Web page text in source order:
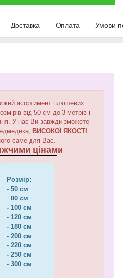
Доставка Оплата Умови
асортимент плюшевих
від 50 см до 3 метрів і
У нас Ви завжди зможете
ВИСОКОЇ ЯКОСТІ
саме для Вас.
цінами
Розмір:
- 50 см
- 80 см
- 100 см
- 120 см
- 180 см
- 200 см
- 220 см
- 250 см
- 300 см